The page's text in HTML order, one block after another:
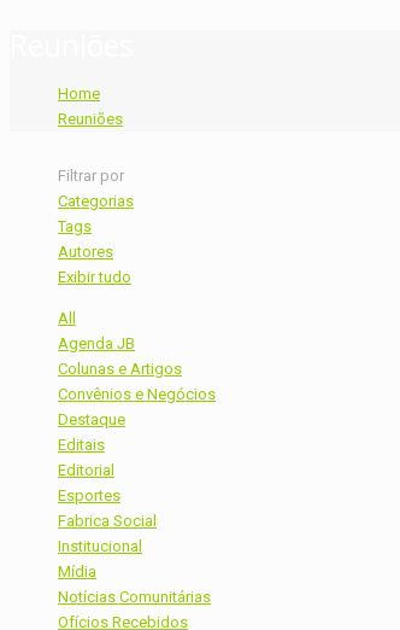
Home
Reuniões
Filtrar por
Categorias
Tags
Autores
Exibir tudo
All
Agenda JB
Colunas e Artigos
Convênios e Negócios
Destaque
Editais
Editorial
Esportes
Fabrica Social
Institucional
Mídia
Notícias Comunitárias
Ofícios Recebidos